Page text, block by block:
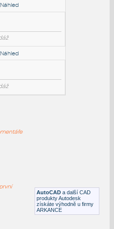
jámy
sondáž
sondáž
sondáž AutoCAD a další CAD
produkty Autodesk
získáte výhodně u firmy
ARKANCE